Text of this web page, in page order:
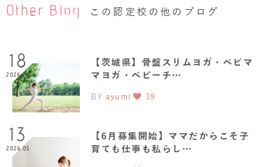
Other Blog この認定校の他のブログ
18
2026.06
【茨城県】骨盤スリムヨガ・ベビマ
マヨガ・ベビーチ…
BY ayumi 39
13
2026.05
【6月募集開始】ママだからこそ子
育ても仕事も私らし…